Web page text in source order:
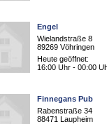
Engel
Wielandstraße 8
89269 Vöhringen
Heute geöffnet:
16:00 Uhr - 00:00
Finnegans Pub
Rabenstraße 34
88471 Laupheim